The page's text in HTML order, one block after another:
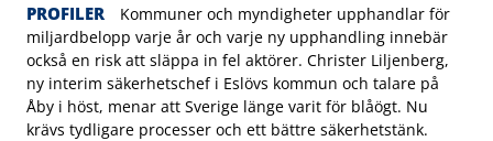
PROFILER
Kommuner och myndigheter upphandlar för
miljardbelopp varje år och varje ny upphandling innebär
också en risk att släppa in fel aktörer. Christer Liljenberg,
ny interim säkerhetschef i Eslövs kommun och talare på
Åby i höst, menar att Sverige länge varit för blåögt. Nu
krävs tydligare processer och ett bättre säkerhetstänk.